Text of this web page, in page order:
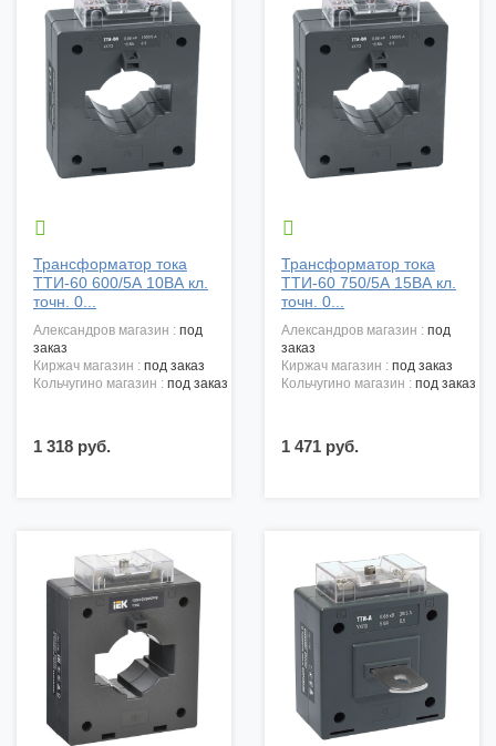

Трансформатор тока
ТТИ-60 600/5А 10ВА кл.
точн. 0...
александров магазин : под
заказ
киржач магазин : под заказ
кольчугино магазин : под заказ
1 318 руб.

Трансформатор тока
ТТИ-60 750/5А 15ВА кл.
точн. 0...
александров магазин : под
заказ
киржач магазин : под заказ
кольчугино магазин : под заказ
1 471 руб.